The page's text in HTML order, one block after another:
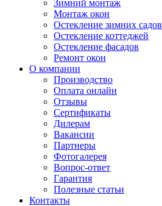
Зимний монтаж
Монтаж окон
Остекление зимних садов
Остекление коттеджей
Остекление фасадов
Ремонт окон
О компании
Производство
Оплата онлайн
Отзывы
Сертификаты
Дилерам
Вакансии
Партнеры
Фотогалерея
Вопрос-ответ
Гарантия
Полезные статьи
Контакты